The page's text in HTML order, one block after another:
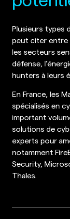
Plusieurs types
peut citer entre
les secteurs
défense,
hunters à leurs
En France, les
spécialisés en
important
solutions de
experts pour
notamment
Security,
Thales.